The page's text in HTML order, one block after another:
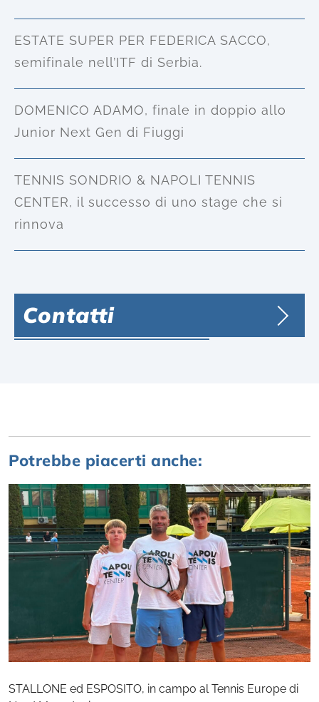
ESTATE SUPER PER FEDERICA SACCO,
semifinale nell’ITF di Serbia.
DOMENICO ADAMO, finale in doppio allo
Junior Next Gen di Fiuggi
TENNIS SONDRIO & NAPOLI TENNIS
CENTER, il successo di uno stage che si
rinnova
Contatti
Potrebbe piacerti anche:
STALLONE ed ESPOSITO, in campo al Tennis Europe di